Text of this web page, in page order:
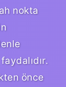
nokta
önce